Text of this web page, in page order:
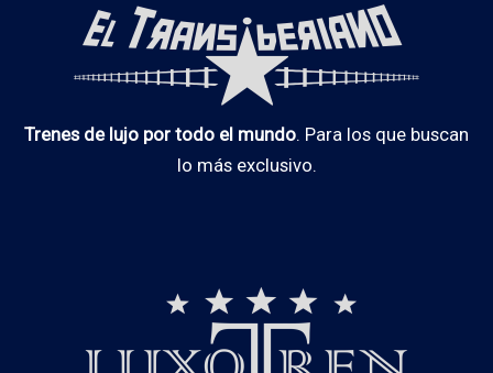
Trenes de lujo por todo el mundo. Para los que buscan
lo más exclusivo.